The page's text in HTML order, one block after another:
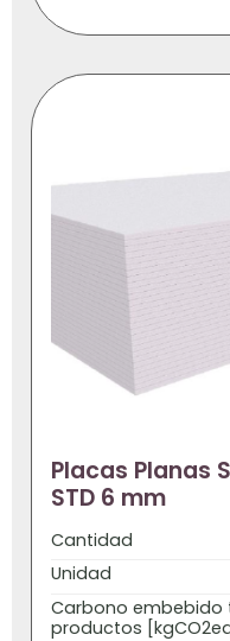
Placas Planas
STD 6 mm
Cantidad
Unidad
Carbono embebido
productos